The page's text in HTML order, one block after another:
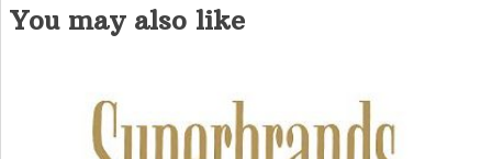
You may also like